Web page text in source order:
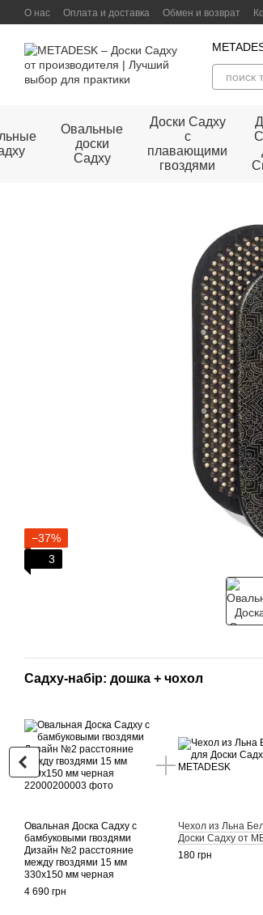
Перейти к основному контенту
О нас Оплата и доставка Обмен и возврат
Овальные
доски
Садху
Доски Садху
с
плавающими
гвоздями
−37%
3
Садху-набір: дошка + чохол
Овальная Доска Садху с
бамбуковыми гвоздями
Дизайн №2 расстояние
между гвоздями 15 мм
330х150 мм черная
4 690 грн
Чехол из Льна
Доски Садху от
180 грн